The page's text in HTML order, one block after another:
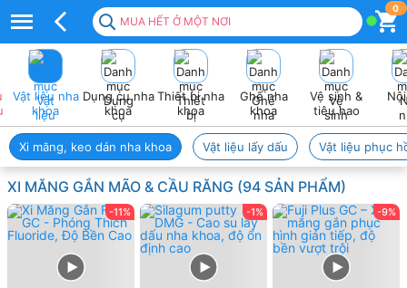
MUA HẾT Ở MỘT NƠI
0
Xi
măng
gắn
mão
cầu
răng
–
Giữ
phục
Vật liệu nha
khoa
Dụng cụ nha
khoa
Thiết bị nha
khoa
Ghế nha
khoa
Vệ sinh &
tiêu hao
Xi măng, keo dán nha khoa Vật liệu lấy dấu Vật liệu phục
XI MĂNG GẮN MÃO & CẦU RĂNG (94 SẢN PHẨM)
-11% -1% -9%